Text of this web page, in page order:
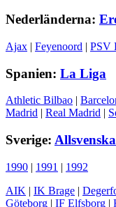
Nederländerna:
Ajax | Feyenoord | PSV
Spanien: La Liga
Athletic Bilbao |
Madrid | Real Madrid |
Sverige:
1990 | 1991 | 1992
AIK | IK Brage |
Göteborg | IF Elfsborg |